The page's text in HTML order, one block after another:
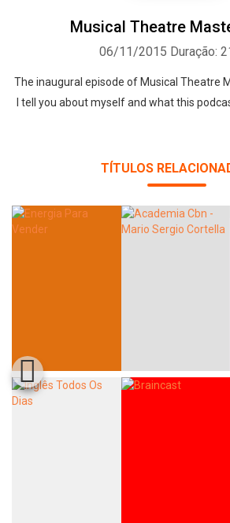
Musical Theatre
06/11/2015 Duração:
The inaugural episode of Musical Theatre
I tell you about myself and what this
TÍTULOS